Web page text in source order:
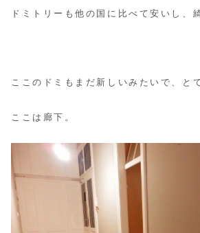
ドミトリーも他の国に比べて安いし、
ここのドミもまだ新しいみたいで、と
ここは廊下。